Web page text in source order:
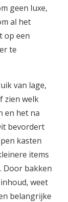
geen luxe,
al het
op een
te
van lage,
zien welk
en het na
bevordert
kasten
items
Door bakken
weet
belangrijke